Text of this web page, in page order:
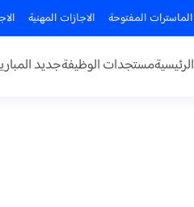
الماسترات المفتوحة الاجازات المهنية
الرئيسيةمستجدات الوظيفةجديد